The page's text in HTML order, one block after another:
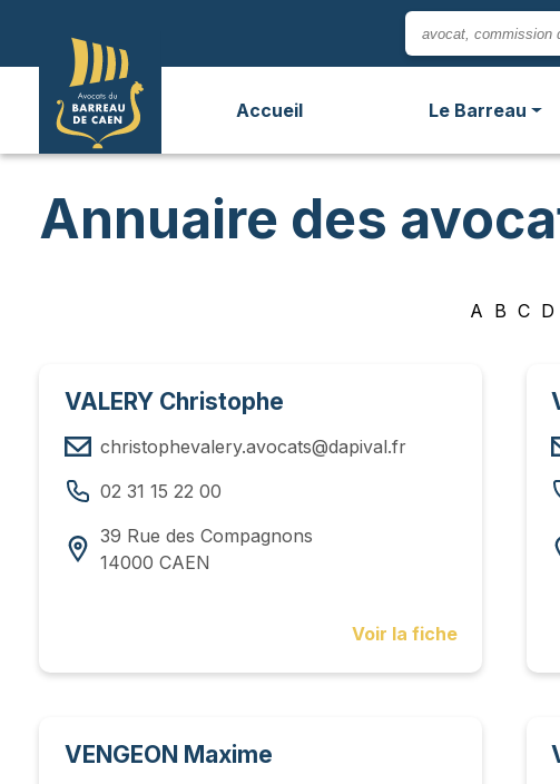
Accueil Le Barreau
Annuaire des
A B C D
VALERY Christophe
christophevalery.avocats@dapival.fr
02 31 15 22 00
39 Rue des Compagnons
14000 CAEN
Voir la fiche
VENGEON Maxime